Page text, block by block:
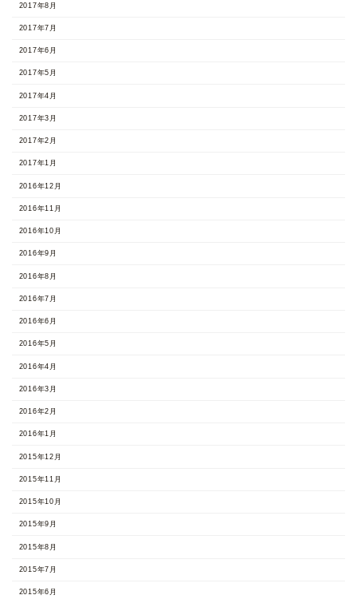
2017年8月
2017年7月
2017年6月
2017年5月
2017年4月
2017年3月
2017年2月
2017年1月
2016年12月
2016年11月
2016年10月
2016年9月
2016年8月
2016年7月
2016年6月
2016年5月
2016年4月
2016年3月
2016年2月
2016年1月
2015年12月
2015年11月
2015年10月
2015年9月
2015年8月
2015年7月
2015年6月